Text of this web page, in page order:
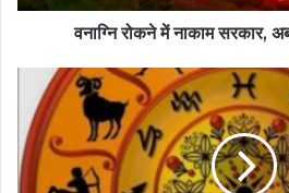
वनाग्नि रोकने में नाकाम सरकार,